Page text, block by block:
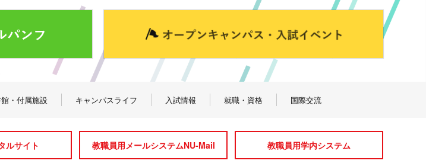
・付属施設 キャンパスライフ 入試情報 就職・資格 国際交流
ルサイト 教職員用メールシステムNU-Mail 教職員用学内システム